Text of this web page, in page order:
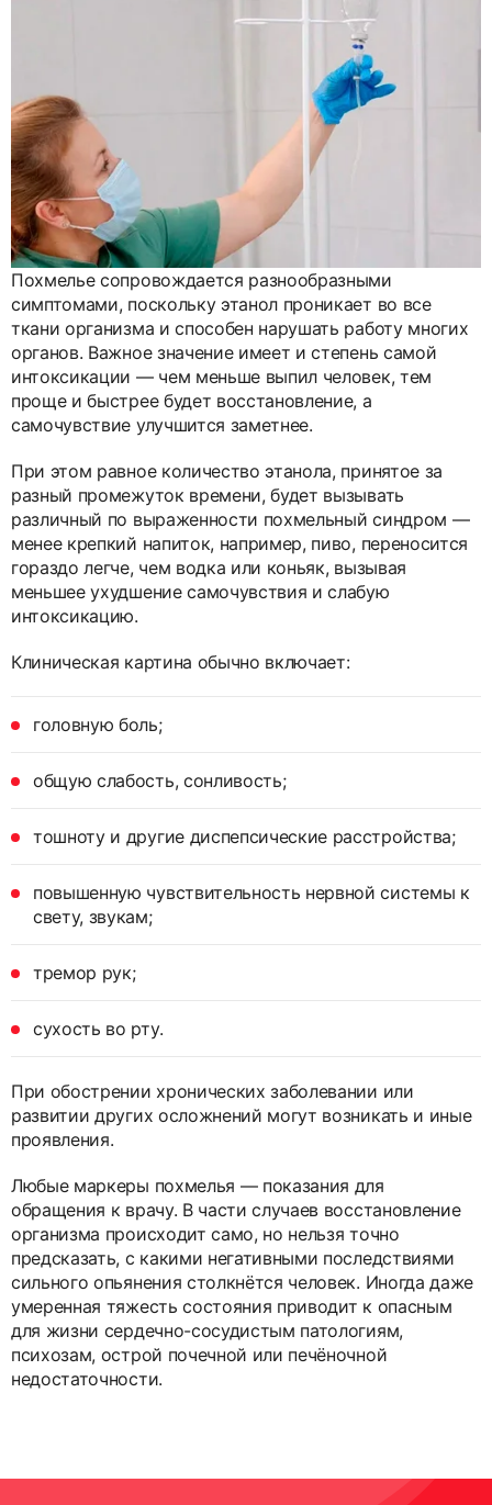
Похмелье сопровождается разнообразными
симптомами, поскольку этанол проникает во все
ткани организма и способен нарушать работу многих
органов. Важное значение имеет и степень самой
интоксикации — чем меньше выпил человек, тем
проще и быстрее будет восстановление, а
самочувствие улучшится заметнее.
При этом равное количество этанола, принятое за
разный промежуток времени, будет вызывать
различный по выраженности похмельный синдром —
менее крепкий напиток, например, пиво, переносится
гораздо легче, чем водка или коньяк, вызывая
меньшее ухудшение самочувствия и слабую
интоксикацию.
Клиническая картина обычно включает:
головную боль;
общую слабость, сонливость;
тошноту и другие диспепсические расстройства;
повышенную чувствительность нервной системы к
свету, звукам;
тремор рук;
сухость во рту.
При обострении хронических заболевании или
развитии других осложнений могут возникать и иные
проявления.
Любые маркеры похмелья — показания для
обращения к врачу. В части случаев восстановление
организма происходит само, но нельзя точно
предсказать, с какими негативными последствиями
сильного опьянения столкнётся человек. Иногда даже
умеренная тяжесть состояния приводит к опасным
для жизни сердечно-сосудистым патологиям,
психозам, острой почечной или печёночной
недостаточности.